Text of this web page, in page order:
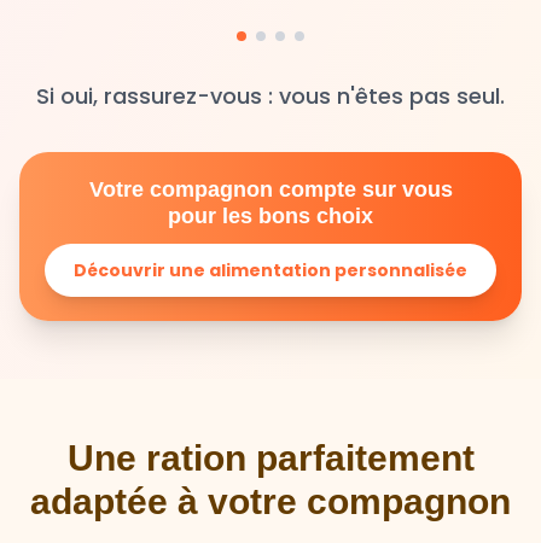
Si oui, rassurez-vous : vous n'êtes pas seul.
Votre compagnon compte sur vous
pour les bons choix
Découvrir une alimentation personnalisée
Une ration parfaitement
adaptée à votre compagnon